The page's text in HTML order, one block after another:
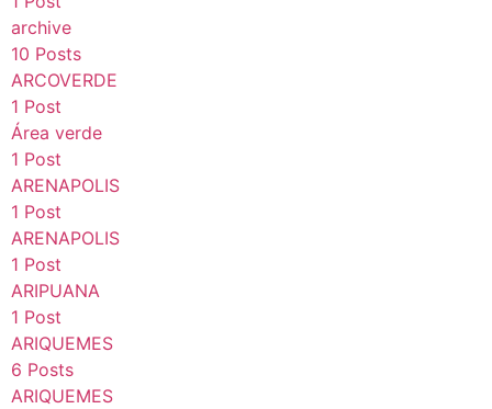
archive
10 Posts
ARCOVERDE
1 Post
Área verde
1 Post
ARENAPOLIS
1 Post
ARENAPOLIS
1 Post
ARIPUANA
1 Post
ARIQUEMES
6 Posts
ARIQUEMES